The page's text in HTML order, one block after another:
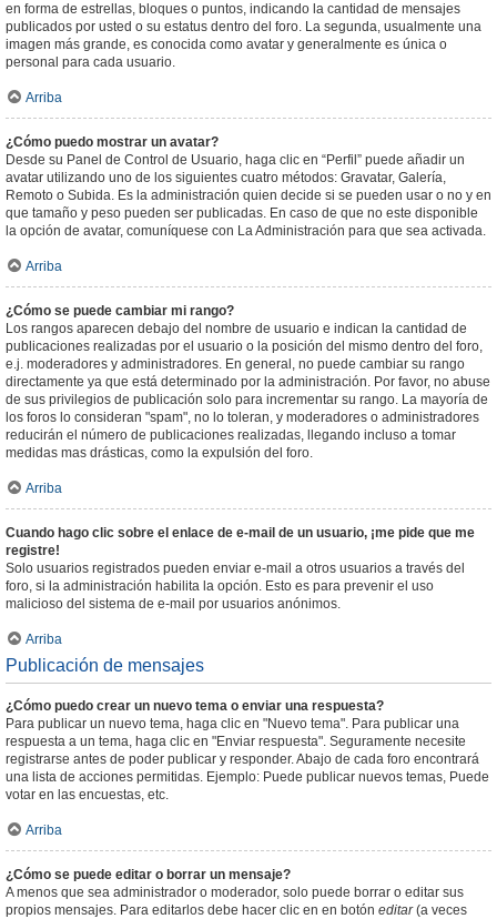
en forma de estrellas, bloques o puntos, indicando la cantidad de mensajes
publicados por usted o su estatus dentro del foro. La segunda, usualmente una
imagen más grande, es conocida como avatar y generalmente es única o
personal para cada usuario.
Arriba
¿Cómo puedo mostrar un avatar?
Desde su Panel de Control de Usuario, haga clic en “Perfil” puede añadir un
avatar utilizando uno de los siguientes cuatro métodos: Gravatar, Galería,
Remoto o Subida. Es la administración quien decide si se pueden usar o no y en
que tamaño y peso pueden ser publicadas. En caso de que no este disponible
la opción de avatar, comuníquese con La Administración para que sea activada.
Arriba
¿Cómo se puede cambiar mi rango?
Los rangos aparecen debajo del nombre de usuario e indican la cantidad de
publicaciones realizadas por el usuario o la posición del mismo dentro del foro,
e.j. moderadores y administradores. En general, no puede cambiar su rango
directamente ya que está determinado por la administración. Por favor, no abuse
de sus privilegios de publicación solo para incrementar su rango. La mayoría de
los foros lo consideran "spam", no lo toleran, y moderadores o administradores
reducirán el número de publicaciones realizadas, llegando incluso a tomar
medidas mas drásticas, como la expulsión del foro.
Arriba
Cuando hago clic sobre el enlace de e-mail de un usuario, ¡me pide que me
registre!
Solo usuarios registrados pueden enviar e-mail a otros usuarios a través del
foro, si la administración habilita la opción. Esto es para prevenir el uso
malicioso del sistema de e-mail por usuarios anónimos.
Arriba
Publicación de mensajes
¿Cómo puedo crear un nuevo tema o enviar una respuesta?
Para publicar un nuevo tema, haga clic en "Nuevo tema". Para publicar una
respuesta a un tema, haga clic en "Enviar respuesta". Seguramente necesite
registrarse antes de poder publicar y responder. Abajo de cada foro encontrará
una lista de acciones permitidas. Ejemplo: Puede publicar nuevos temas, Puede
votar en las encuestas, etc.
Arriba
¿Cómo se puede editar o borrar un mensaje?
A menos que sea administrador o moderador, solo puede borrar o editar sus
propios mensajes. Para editarlos debe hacer clic en en botón editar(a veces